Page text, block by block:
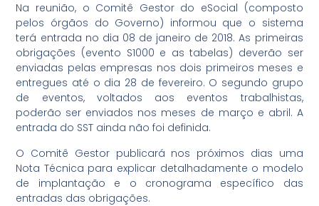
Na reunião, o Comitê Gestor do eSocial (composto
pelos órgãos do Governo) informou que o sistema
terá entrada no dia 08 de janeiro de 2018. As primeiras
obrigações (evento S1000 e as tabelas) deverão ser
enviadas pelas empresas nos dois primeiros meses e
entregues até o dia 28 de fevereiro. O segundo grupo
de eventos, voltados aos eventos trabalhistas,
poderão ser enviados nos meses de março e abril. A
entrada do SST ainda não foi definida.
O Comitê Gestor publicará nos próximos dias uma
Nota Técnica para explicar detalhadamente o modelo
de implantação e o cronograma específico das
entradas das obrigações.